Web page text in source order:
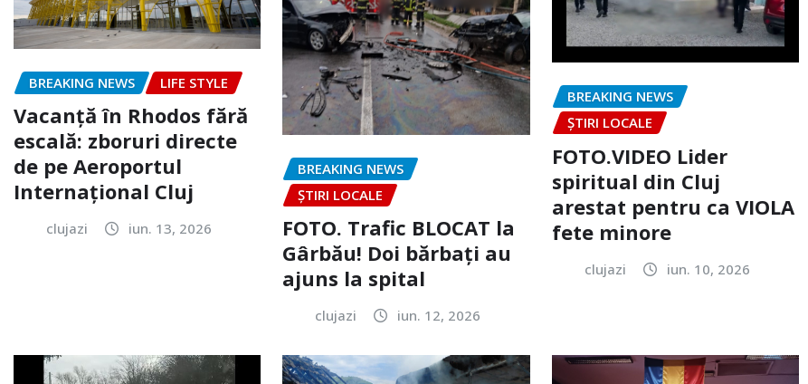
BREAKING NEWS LIFE STYLE
Vacanță în Rhodos fără
escală: zboruri directe
de pe Aeroportul
Internațional Cluj
clujazi iun. 13, 2026
BREAKING NEWS
ȘTIRI LOCALE
FOTO. Trafic BLOCAT la
Gârbău! Doi bărbați au
ajuns la spital
clujazi iun. 12, 2026
BREAKING NEWS
ȘTIRI LOCALE
FOTO.VIDEO Lider
spiritual din Cluj
arestat pentru ca VIOLA
fete minore
clujazi iun. 10, 2026